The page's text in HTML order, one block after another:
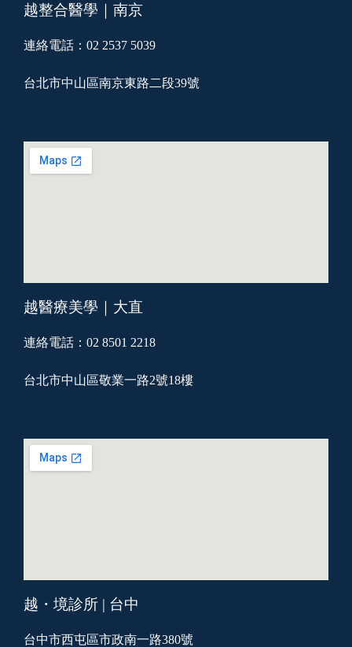
越整合醫學｜南京
連絡電話：02 2537 5039
台北市中山區南京東路二段39號
越醫療美學｜大直
連絡電話：02 8501 2218
台北市中山區敬業一路2號18樓
越・境診所 | 台中
台中市西屯區市政南一路380號